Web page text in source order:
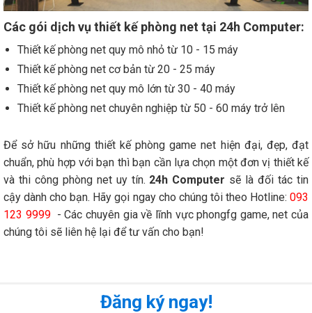
Các gói dịch vụ thiết kế phòng net tại 24h Computer:
Thiết kế phòng net quy mô nhỏ từ 10 - 15 máy
Thiết kế phòng net cơ bản từ 20 - 25 máy
Thiết kế phòng net quy mô lớn từ 30 - 40 máy
Thiết kế phòng net chuyên nghiệp từ 50 - 60 máy trở lên
Để sở hữu những thiết kế phòng game net hiện đại, đẹp, đạt
chuẩn, phù hợp với bạn thì bạn cần lựa chọn một đơn vị thiết kế
và thi công phòng net uy tín. 24h Computer sẽ là đối tác tin
cậy dành cho bạn. Hãy gọi ngay cho chúng tôi theo Hotline: 093
123 9999- Các chuyên gia về lĩnh vực phongfg game, net của
chúng tôi sẽ liên hệ lại để tư vấn cho bạn!
Đăng ký ngay!